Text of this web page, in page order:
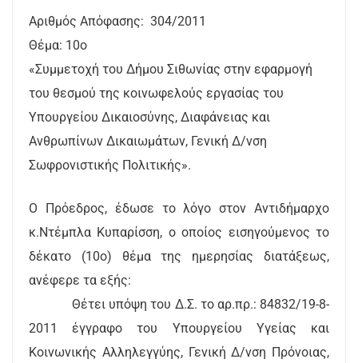
Αριθμός Απόφασης: 304/2011
Θέμα: 10ο
«Συμμετοχή του Δήμου Σιθωνίας στην εφαρμογή
του θεσμού της κοινωφελούς εργασίας του
Υπουργείου Δικαιοσύνης, Διαφάνειας και
Ανθρωπίνων Δικαιωμάτων, Γενική Δ/νση
Σωφρονιστικής Πολιτικής».
Ο Πρόεδρος, έδωσε το λόγο στον Αντιδήμαρχο
κ.Ντέμπλα Κυπαρίσση, ο οποίος εισηγούμενος το
δέκατο (10ο) θέμα της ημερησίας διατάξεως,
ανέφερε τα εξής:
Θέτει υπόψη του Δ.Σ. το αρ.πρ.: 84832/19-8-
2011 έγγραφο του Υπουργείου Υγείας και
Κοινωνικής Αλληλεγγύης, Γενική Δ/νση Πρόνοιας,